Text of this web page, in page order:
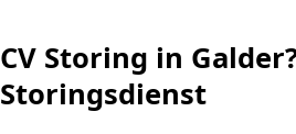
CV Storing in
Storingsdienst